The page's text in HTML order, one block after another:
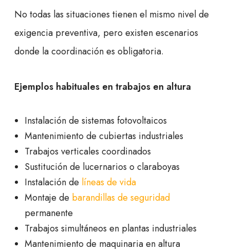
No todas las situaciones tienen el mismo nivel de
exigencia preventiva, pero existen escenarios
donde la coordinación es obligatoria.
Ejemplos habituales en trabajos en altura
Instalación de sistemas fotovoltaicos
Mantenimiento de cubiertas industriales
Trabajos verticales coordinados
Sustitución de lucernarios o claraboyas
Instalación de líneas de vida
Montaje de barandillas de seguridad
permanente
Trabajos simultáneos en plantas industriales
Mantenimiento de maquinaria en altura